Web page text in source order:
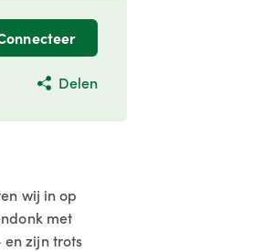
Delen
wij in op
met
zijn trots